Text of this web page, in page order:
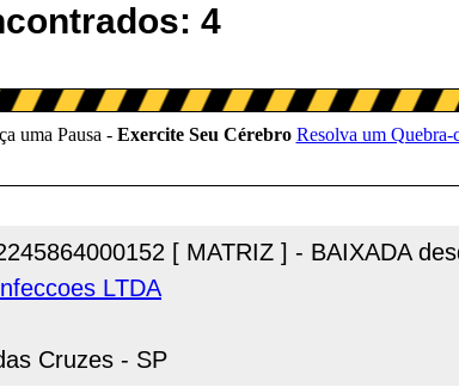
4
[ MATRIZ ] - BAIXADA
LTDA
Cruzes - SP